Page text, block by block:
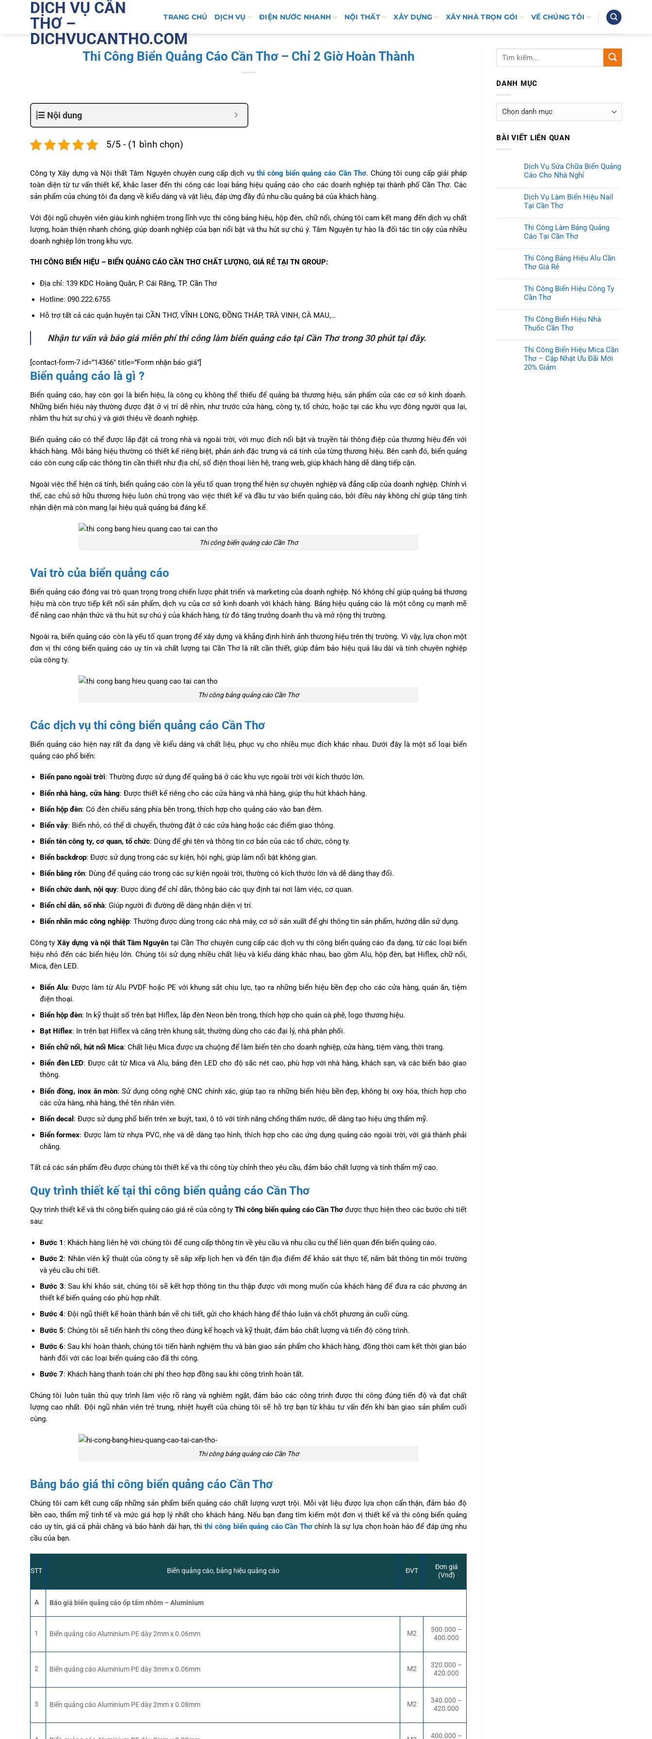
DỊCH VỤ CẦN
THƠ –
DICHVUCANTHO.COM
TRANG CHỦ DỊCH VỤ ĐIỆN NƯỚC NHANH NỘI THẤT XÂY DỰNG XÂY NHÀ TRỌN GÓI VỀ CHÚNG TÔI
Thi Công Biển Quảng Cáo Cần Thơ – Chỉ 2 Giờ Hoàn Thành
Nội dung
5/5 - (1 bình chọn)
Công ty Xây dựng và Nội thất Tâm Nguyên chuyên cung cấp dịch vụ thi công biển quảng cáo Cần Thơ. Chúng tôi cung cấp giải pháp
toàn diện từ tư vấn thiết kế, khắc laser đến thi công các loại bảng hiệu quảng cáo cho các doanh nghiệp tại thành phố Cần Thơ. Các
sản phẩm của chúng tôi đa dạng về kiểu dáng và vật liệu, đáp ứng đầy đủ nhu cầu quảng bá của khách hàng.
Với đội ngũ chuyên viên giàu kinh nghiệm trong lĩnh vực thi công bảng hiệu, hộp đèn, chữ nổi, chúng tôi cam kết mang đến dịch vụ chất
lượng, hoàn thiện nhanh chóng, giúp doanh nghiệp của bạn nổi bật và thu hút sự chú ý. Tâm Nguyên tự hào là đối tác tin cậy của nhiều
doanh nghiệp lớn trong khu vực.
THI CÔNG BIỂN HIỆU – BIỂN QUẢNG CÁO CẦN THƠ CHẤT LƯỢNG, GIÁ RẺ TẠI TN GROUP:
Địa chỉ: 139 KDC Hoàng Quân, P. Cái Răng, TP. Cần Thơ
Hotline: 090.222.6755
Hỗ trợ tất cả các quận huyện tại CẦN THƠ, VĨNH LONG, ĐỒNG THÁP, TRÀ VINH, CÀ MAU,…
Nhận tư vấn và báo giá miễn phí thi công làm biển quảng cáo tại Cần Thơ trong 30 phút tại đây.
[contact-form-7 id=”14366″ title=”Form nhận báo giá”]
Biển quảng cáo là gì ?
Biển quảng cáo, hay còn gọi là biển hiệu, là công cụ không thể thiếu để quảng bá thương hiệu, sản phẩm của các cơ sở kinh doanh.
Những biển hiệu này thường được đặt ở vị trí dễ nhìn, như trước cửa hàng, công ty, tổ chức, hoặc tại các khu vực đông người qua lại,
nhằm thu hút sự chú ý và giới thiệu về doanh nghiệp.
Biển quảng cáo có thể được lắp đặt cả trong nhà và ngoài trời, với mục đích nổi bật và truyền tải thông điệp của thương hiệu đến với
khách hàng. Mỗi bảng hiệu thường có thiết kế riêng biệt, phản ánh đặc trưng và cá tính của từng thương hiệu. Bên cạnh đó, biển quảng
cáo còn cung cấp các thông tin cần thiết như địa chỉ, số điện thoại liên hệ, trang web, giúp khách hàng dễ dàng tiếp cận.
Ngoài việc thể hiện cá tính, biển quảng cáo còn là yếu tố quan trọng thể hiện sự chuyên nghiệp và đẳng cấp của doanh nghiệp. Chính vì
thế, các chủ sở hữu thương hiệu luôn chú trọng vào việc thiết kế và đầu tư vào biển quảng cáo, bởi điều này không chỉ giúp tăng tính
nhận diện mà còn mang lại hiệu quả quảng bá đáng kể.
Thi công biển quảng cáo Cần Thơ
Vai trò của biển quảng cáo
Biển quảng cáo đóng vai trò quan trọng trong chiến lược phát triển và marketing của doanh nghiệp. Nó không chỉ giúp quảng bá thương
hiệu mà còn trực tiếp kết nối sản phẩm, dịch vụ của cơ sở kinh doanh với khách hàng. Bảng hiệu quảng cáo là một công cụ mạnh mẽ
để nâng cao nhận thức và thu hút sự chú ý của khách hàng, từ đó tăng trưởng doanh thu và mở rộng thị trường.
Ngoài ra, biển quảng cáo còn là yếu tố quan trọng để xây dựng và khẳng định hình ảnh thương hiệu trên thị trường. Vì vậy, lựa chọn một
đơn vị thi công biển quảng cáo uy tín và chất lượng tại Cần Thơ là rất cần thiết, giúp đảm bảo hiệu quả lâu dài và tính chuyên nghiệp
của công ty.
Thi công bảng quảng cáo Cần Thơ
Các dịch vụ thi công biển quảng cáo Cần Thơ
Biển quảng cáo hiện nay rất đa dạng về kiểu dáng và chất liệu, phục vụ cho nhiều mục đích khác nhau. Dưới đây là một số loại biển
quảng cáo phổ biến:
Biển pano ngoài trời: Thường được sử dụng để quảng bá ở các khu vực ngoài trời với kích thước lớn.
Biển nhà hàng, cửa hàng: Được thiết kế riêng cho các cửa hàng và nhà hàng, giúp thu hút khách hàng.
Biển hộp đèn: Có đèn chiếu sáng phía bên trong, thích hợp cho quảng cáo vào ban đêm.
Biển vẫy: Biển nhỏ, có thể di chuyển, thường đặt ở các cửa hàng hoặc các điểm giao thông.
Biển tên công ty, cơ quan, tổ chức: Dùng để ghi tên và thông tin cơ bản của các tổ chức, công ty.
Biển backdrop: Được sử dụng trong các sự kiện, hội nghị, giúp làm nổi bật không gian.
Biển băng rôn: Dùng để quảng cáo trong các sự kiện ngoài trời, thường có kích thước lớn và dễ dàng thay đổi.
Biển chức danh, nội quy: Được dùng để chỉ dẫn, thông báo các quy định tại nơi làm việc, cơ quan.
Biển chỉ dẫn, số nhà: Giúp người đi đường dễ dàng nhận diện vị trí.
Biển nhãn mác công nghiệp: Thường được dùng trong các nhà máy, cơ sở sản xuất để ghi thông tin sản phẩm, hướng dẫn sử dụng.
Công ty Xây dựng và nội thất Tâm Nguyên tại Cần Thơ chuyên cung cấp các dịch vụ thi công biển quảng cáo đa dạng, từ các loại biển
hiệu nhỏ đến các biển hiệu lớn. Chúng tôi sử dụng nhiều chất liệu và kiểu dáng khác nhau, bao gồm Alu, hộp đèn, bạt Hiflex, chữ nổi,
Mica, đèn LED.
Biển Alu: Được làm từ Alu PVDF hoặc PE với khung sắt chịu lực, tạo ra những biển hiệu bền đẹp cho các cửa hàng, quán ăn, tiệm
điện thoại.
Biển hộp đèn: In kỹ thuật số trên bạt Hiflex, lắp đèn Neon bên trong, thích hợp cho quán cà phê, logo thương hiệu.
Bạt Hiflex: In trên bạt Hiflex và căng trên khung sắt, thường dùng cho các đại lý, nhà phân phối.
Biển chữ nổi, hút nổi Mica: Chất liệu Mica được ưa chuộng để làm biển tên cho doanh nghiệp, cửa hàng, tiệm vàng, thời trang.
Biển đèn LED: Được cắt từ Mica và Alu, bảng đèn LED cho độ sắc nét cao, phù hợp với nhà hàng, khách sạn, và các biển báo giao
thông.
Biển đồng, inox ăn mòn: Sử dụng công nghệ CNC chính xác, giúp tạo ra những biển hiệu bền đẹp, không bị oxy hóa, thích hợp cho
các cửa hàng, nhà hàng, thẻ tên nhân viên.
Biển decal : Được sử dụng phổ biến trên xe buýt, taxi, ô tô với tính năng chống thấm nước, dễ dàng tạo hiệu ứng thẩm mỹ.
Biển formex: Được làm từ nhựa PVC, nhẹ và dễ dàng tạo hình, thích hợp cho các ứng dụng quảng cáo ngoài trời, với giá thành phải
chăng.
Tất cả các sản phẩm đều được chúng tôi thiết kế và thi công tùy chỉnh theo yêu cầu, đảm bảo chất lượng và tính thẩm mỹ cao.
Quy trình thiết kế tại thi công biển quảng cáo Cần Thơ
Quy trình thiết kế và thi công biển quảng cáo giá rẻ của công ty Thi công biển quảng cáo Cần Thơ được thực hiện theo các bước chi tiết
sau:
Bước 1 : Khách hàng liên hệ với chúng tôi để cung cấp thông tin về yêu cầu và nhu cầu cụ thể liên quan đến biển quảng cáo.
Bước 2: Nhân viên kỹ thuật của công ty sẽ sắp xếp lịch hẹn và đến tận địa điểm để khảo sát thực tế, nắm bắt thông tin môi trường
và yêu cầu chi tiết.
Bước 3: Sau khi khảo sát, chúng tôi sẽ kết hợp thông tin thu thập được với mong muốn của khách hàng để đưa ra các phương án
thiết kế biển quảng cáo phù hợp nhất.
Bước 4: Đội ngũ thiết kế hoàn thành bản vẽ chi tiết, gửi cho khách hàng để thảo luận và chốt phương án cuối cùng.
Bước 5: Chúng tôi sẽ tiến hành thi công theo đúng kế hoạch và kỹ thuật, đảm bảo chất lượng và tiến độ công trình.
Bước 6: Sau khi hoàn thành, chúng tôi tiến hành nghiệm thu và bàn giao sản phẩm cho khách hàng, đồng thời cam kết thời gian bảo
hành đối với các loại biển quảng cáo đã thi công.
Bước 7: Khách hàng thanh toán chi phí theo hợp đồng sau khi công trình hoàn tất.
Chúng tôi luôn tuân thủ quy trình làm việc rõ ràng và nghiêm ngặt, đảm bảo các công trình được thi công đúng tiến độ và đạt chất
lượng cao nhất. Đội ngũ nhân viên trẻ trung, nhiệt huyết của chúng tôi sẽ hỗ trợ bạn từ khâu tư vấn đến khi bàn giao sản phẩm cuối
cùng.
Thi công bảng quảng cáo Cần Thơ
Bảng báo giá thi công biển quảng cáo Cần Thơ
Chúng tôi cam kết cung cấp những sản phẩm biển quảng cáo chất lượng vượt trội. Mỗi vật liệu được lựa chọn cẩn thận, đảm bảo độ
bền cao, thẩm mỹ tinh tế và mức giá hợp lý nhất cho khách hàng. Nếu bạn đang tìm kiếm một đơn vị thiết kế và thi công biển quảng
cáo uy tín, giá cả phải chăng và bảo hành dài hạn, thìthi công biển quảng cáo Cần Thơchính là sự lựa chọn hoàn hảo để đáp ứng nhu
cầu của bạn.
STT Biển quảng cáo, bảng hiệu quảng cáo ĐVT
Đơn giá
(Vnđ)
A Báo giá biển quảng cáo ốp tấm nhôm – Aluminium
1 Biển quảng cáo Aluminium PE dày 2mm x 0.06mm M2
300.000 –
400.000
2 Biển quảng cáo Aluminium PE dày 3mm x 0.06mm M2
320.000 –
420.000
3 Biển quảng cáo Aluminium PE dày 2mm x 0.08mm M2
340.000 –
420.000
400.000 –
DANH MỤC
Danh
BÀI VIẾT LIÊN QUAN
Dịch Vụ Sửa Chữa Biển Quảng
Cáo Cho Nhà Nghỉ
Dịch Vụ Làm Biển Hiệu Nail
Tại Cần Thơ
Thi Công Làm Bảng Quảng
Cáo Tại Cần Thơ
Thi Công Bảng Hiệu Alu Cần
Thơ Giá Rẻ
Thi Công Biển Hiệu Công Ty
Cần Thơ
Thi Công Biển Hiệu Nhà
Thuốc Cần Thơ
Thi Công Biển Hiệu Mica Cần
Thơ – Cập Nhật Ưu Đãi Mới
20% Giảm